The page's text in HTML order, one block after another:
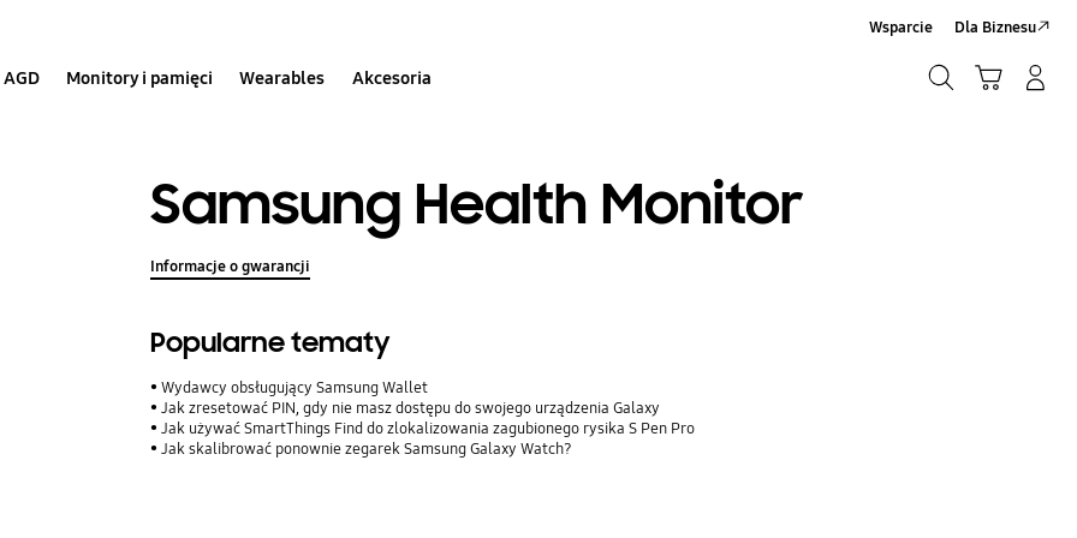
AGD Monitory i pamięci Wearables Akcesoria
Wsparcie Dla Biznesu
Samsung Health Monitor
Informacje o gwarancji
Popularne tematy
Wydawcy obsługujący Samsung Wallet
Jak zresetować PIN, gdy nie masz dostępu do swojego urządzenia Galaxy
Jak używać SmartThings Find do zlokalizowania zagubionego rysika S Pen Pro
Jak skalibrować ponownie zegarek Samsung Galaxy Watch?